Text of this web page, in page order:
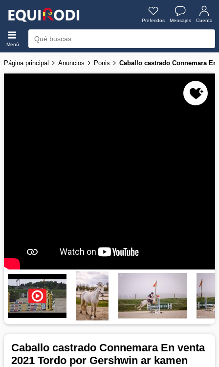
Preferidos Mensajes Cuenta
Menú
Página principal Anuncios Ponis Caballo castrado Connemara
Caballo castrado Connemara En venta
2021 Tordo por Gershwin ar kamen